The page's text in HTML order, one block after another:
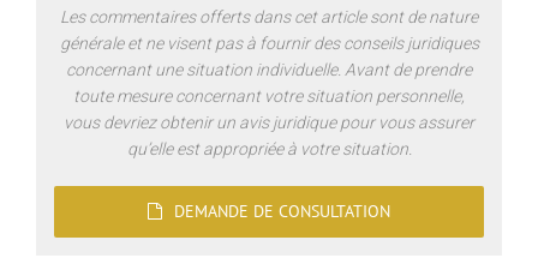
Les commentaires offerts dans cet article sont de nature
générale et ne visent pas à fournir des conseils juridiques
concernant une situation individuelle. Avant de prendre
toute mesure concernant votre situation personnelle,
vous devriez obtenir un avis juridique pour vous assurer
qu’elle est appropriée à votre situation.
DEMANDE DE CONSULTATION